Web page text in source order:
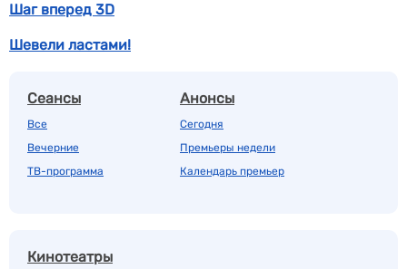
Шаг вперед 3D
Шевели ластами!
Сеансы
Все
Вечерние
ТВ-программа
Анонсы
Сегодня
Премьеры недели
Календарь премьер
Кинотеатры